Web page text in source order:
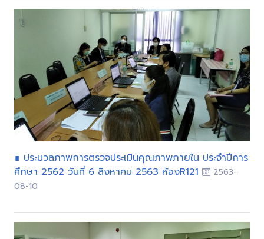
∎ ประมวลภาพการตรวจประเมินคุณภาพภายใน ประจำปีการ
ศึกษา 2562 วันที่ 6 สิงหาคม 2563 ห้องR121
2563-
08-10